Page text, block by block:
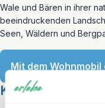
Wale und Bären in ihrer
beeindruckenden
Seen, Wäldern und
Mit dem
Kanada